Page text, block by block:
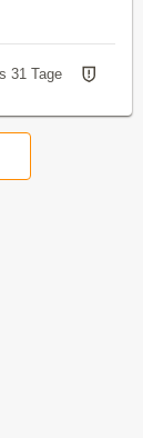
31 Tage